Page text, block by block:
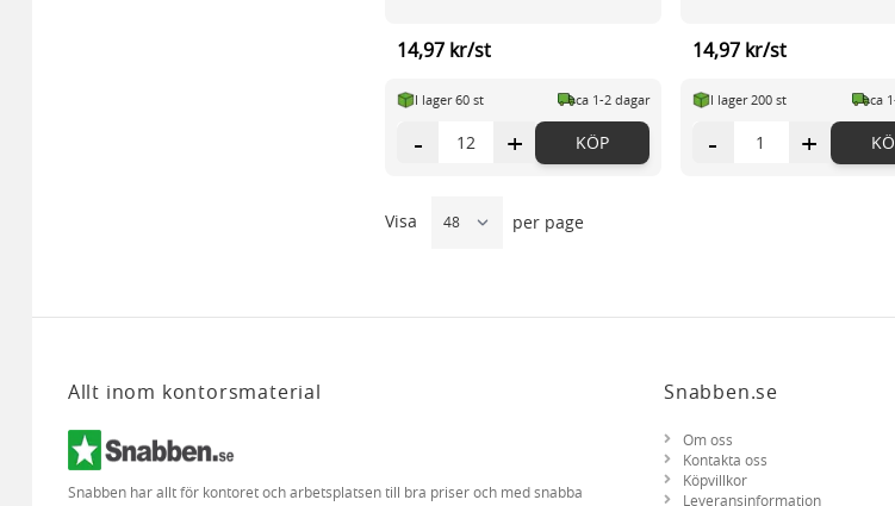
14,97 kr/st
I lager 60 st ca 1-2 dagar
- + KÖP
14,97 kr/st
I lager 200 st ca
- +
Visa per page
Allt inom kontorsmaterial
Snabben har allt för kontoret och arbetsplatsen till bra priser och med snabba
Snabben.se
Om oss
Kontakta oss
Köpvillkor
Leveransinformation